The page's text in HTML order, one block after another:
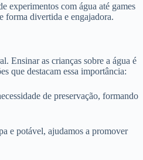
experimentos com água até games
forma divertida e engajadora.
Ensinar as crianças sobre a água é
que destacam essa importância:
de preservação, formando
e potável, ajudamos a promover